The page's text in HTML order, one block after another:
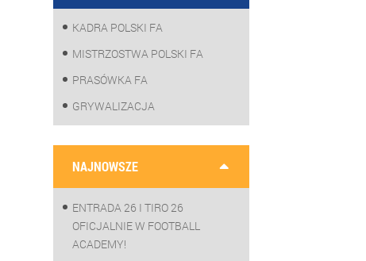
KADRA POLSKI FA
MISTRZOSTWA POLSKI FA
PRASÓWKA FA
GRYWALIZACJA
NAJNOWSZE
ENTRADA 26 I TIRO 26
OFICJALNIE W FOOTBALL
ACADEMY!